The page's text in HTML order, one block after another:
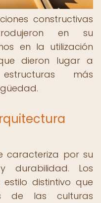
constructivas
en su
en la utilización
dieron lugar a
más
caracteriza por su
durabilidad. Los
distintivo que
de las culturas